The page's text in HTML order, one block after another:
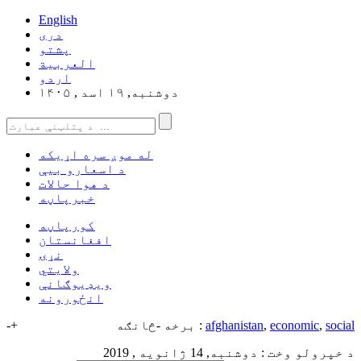
English
دری
پشتو
العربیة
اردو
دوشنبه, ۱۹ اسد , ۱۴۰۵
له موږ سره اړیکه
د اسعارو بیې
د هوا حالات
خبرپاڼه
کورپاڼه
افغانستان
نړۍ
ولایتي
ویډیوګانې
انځورونه
برخه -څانګه : afghanistan, economic, social
-+
د خپرولو وخت : دوشنبه, 14 ژانویه , 2019